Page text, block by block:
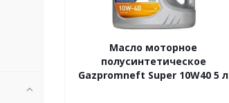
Масло моторное
полусинтетическое
Gazpromneft Super 10W40 5 л